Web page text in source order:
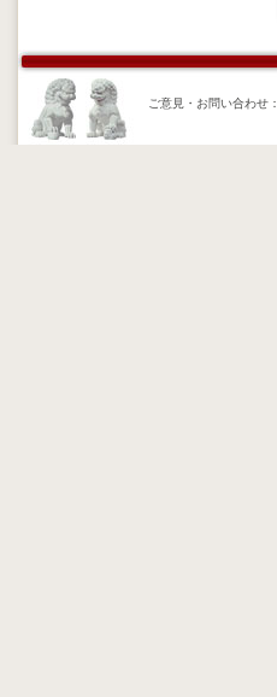
ご意見・お問い合わせ：